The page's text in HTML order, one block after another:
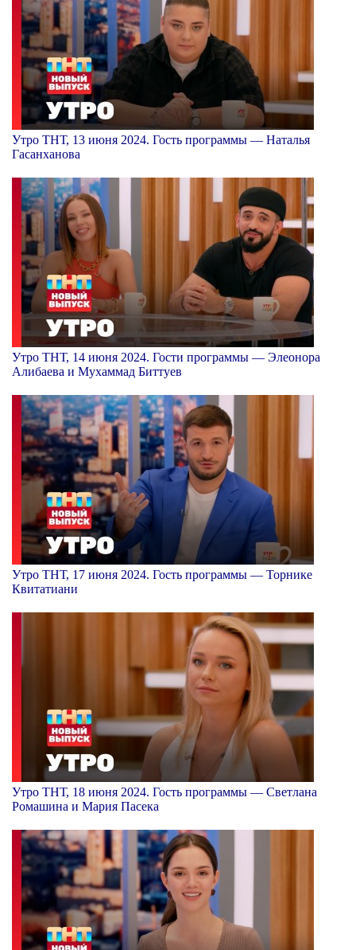
Утро ТНТ, 13 июня 2024. Гость программы — Наталья
Гасанханова
Утро ТНТ, 14 июня 2024. Гости программы — Элеонора
Алибаева и Мухаммад Биттуев
Утро ТНТ, 17 июня 2024. Гость программы — Торнике
Квитатиани
Утро ТНТ, 18 июня 2024. Гость программы — Светлана
Ромашина и Мария Пасека